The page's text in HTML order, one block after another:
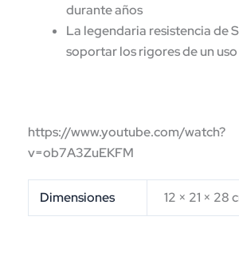
durante años
La legendaria resistencia de
soportar los rigores de un
https://www.youtube.com/watch?
v=ob7A3ZuEKFM
Dimensiones 12 × 21 × 28